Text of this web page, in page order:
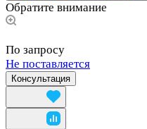
Обратите внимание
По запросу
Не поставляется
Консультация